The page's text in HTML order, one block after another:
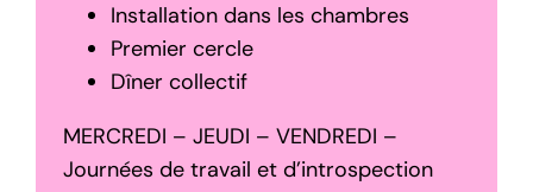
Installation dans les chambres
Premier cercle
Dîner collectif
MERCREDI – JEUDI – VENDREDI –
Journées de travail et d’introspection